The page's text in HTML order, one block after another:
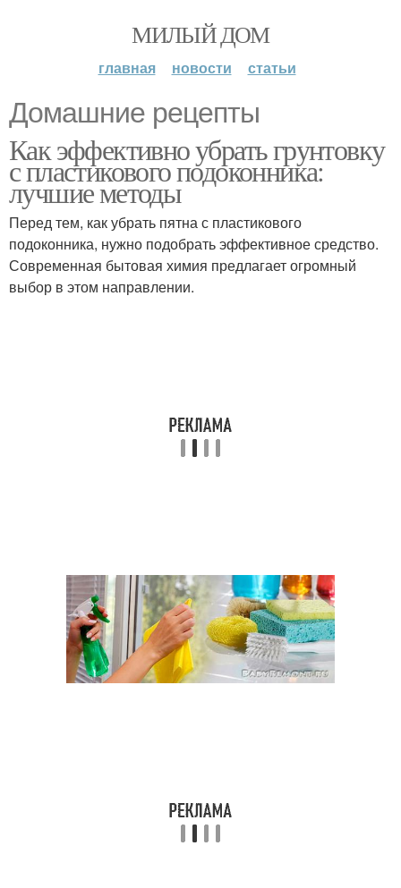
МИЛЫЙ ДОМ
главная новости статьи
Домашние рецепты
Как эффективно убрать грунтовку
с пластикового подоконника:
лучшие методы
Перед тем, как убрать пятна с пластикового
подоконника, нужно подобрать эффективное средство.
Современная бытовая химия предлагает огромный
выбор в этом направлении.